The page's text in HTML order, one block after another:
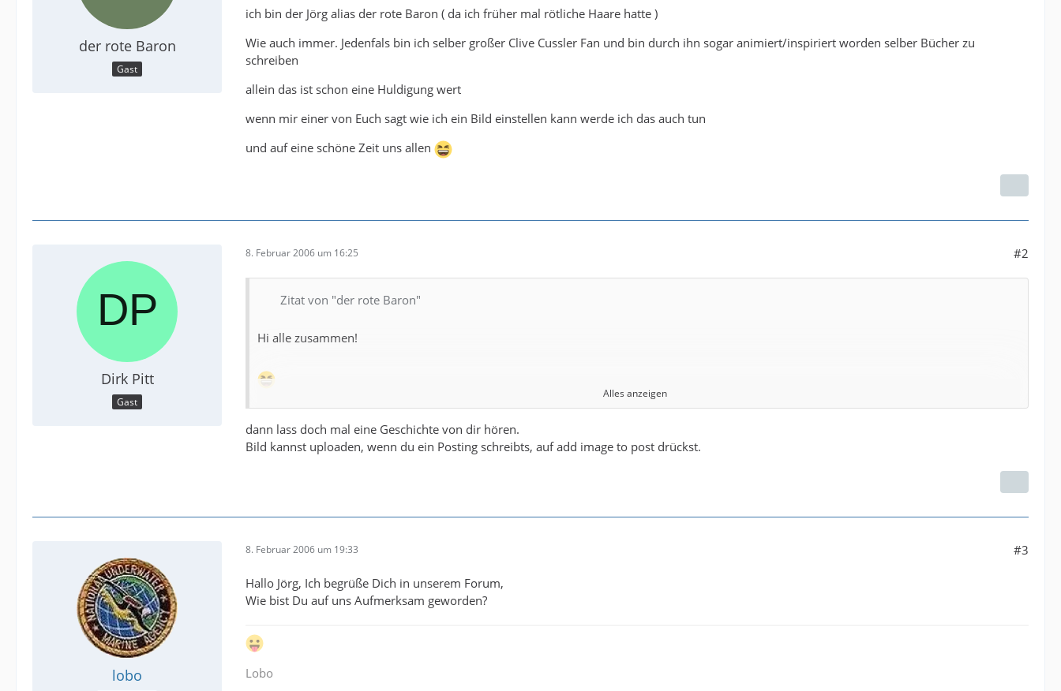
der rote Baron
Gast
ich bin der Jörg alias der rote Baron ( da ich früher mal rötliche Haare hatte )
Wie auch immer. Jedenfals bin ich selber großer Clive Cussler Fan und bin durch ihn sogar animiert/inspiriert worden selber Bücher zu
schreiben
allein das ist schon eine Huldigung wert
wenn mir einer von Euch sagt wie ich ein Bild einstellen kann werde ich das auch tun
und auf eine schöne Zeit uns allen
Dirk Pitt
Gast
8. Februar 2006 um 16:25 #2
Zitat von "der rote Baron"
Hi alle zusammen!
ich bin der Jörg alias der rote Baron ( da ich früher mal rötliche Haare hatte )
allein das ist schon eine Huldigung wert
und auf eine schöne Zeit uns allen
Alles anzeigen
dann lass doch mal eine Geschichte von dir hören.
Bild kannst uploaden, wenn du ein Posting schreibts, auf add image to post drückst.
lobo
8. Februar 2006 um 19:33 #3
Hallo Jörg, Ich begrüße Dich in unserem Forum,
Wie bist Du auf uns Aufmerksam geworden?
Lobo